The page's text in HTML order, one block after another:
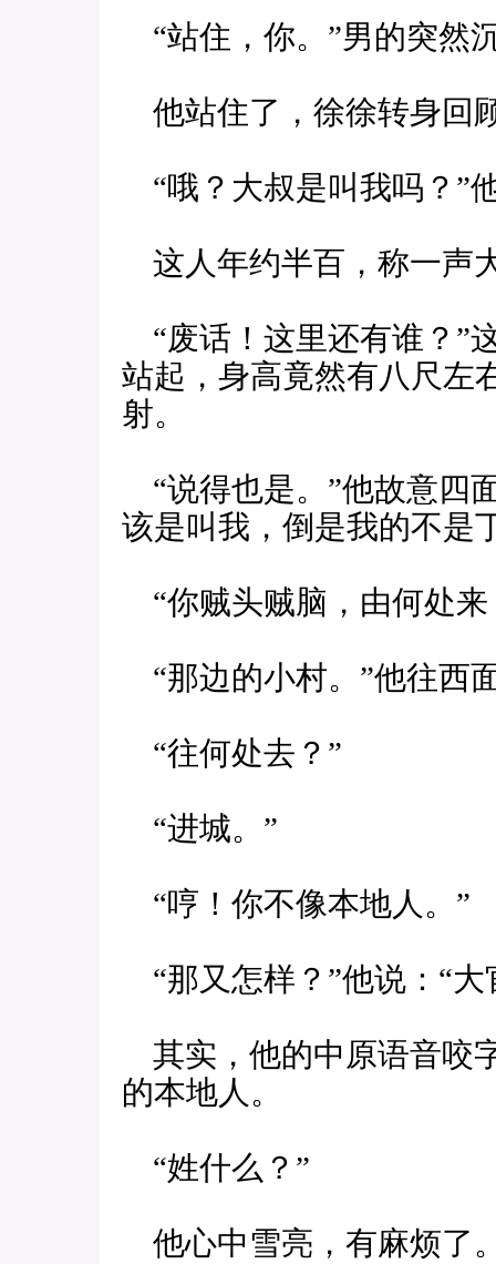
“站住，你。”男的突然
他站住了，徐徐转身回
“哦？大叔是叫我吗？”
这人年约半百，称一声
“废话！这里还有谁？”
站起，身高竟然有八尺左
射。
“说得也是。”他故意四
该是叫我，倒是我的不是
“你贼头贼脑，由何处来
“那边的小村。”他往西
“往何处去？”
“进城。”
“哼！你不像本地人。”
“那又怎样？”他说：“
其实，他的中原语音咬
的本地人。
“姓什么？”
他心中雪亮，有麻烦了